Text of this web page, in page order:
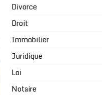
Divorce
Droit
Immobilier
Juridique
Loi
Notaire